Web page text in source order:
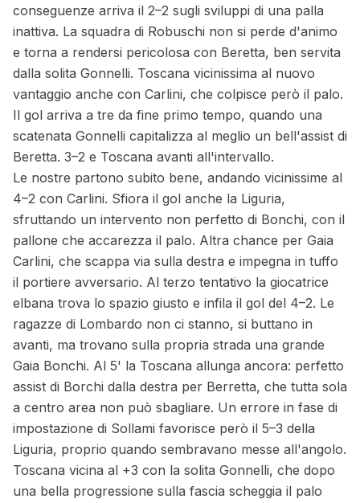
conseguenze arriva il 2–2 sugli sviluppi di una palla
inattiva. La squadra di Robuschi non si perde d'animo
e torna a rendersi pericolosa con Beretta, ben servita
dalla solita Gonnelli. Toscana vicinissima al nuovo
vantaggio anche con Carlini, che colpisce però il palo.
Il gol arriva a tre da fine primo tempo, quando una
scatenata Gonnelli capitalizza al meglio un bell'assist di
Beretta. 3–2 e Toscana avanti all'intervallo.
Le nostre partono subito bene, andando vicinissime al
4–2 con Carlini. Sfiora il gol anche la Liguria,
sfruttando un intervento non perfetto di Bonchi, con il
pallone che accarezza il palo. Altra chance per Gaia
Carlini, che scappa via sulla destra e impegna in tuffo
il portiere avversario. Al terzo tentativo la giocatrice
elbana trova lo spazio giusto e infila il gol del 4–2. Le
ragazze di Lombardo non ci stanno, si buttano in
avanti, ma trovano sulla propria strada una grande
Gaia Bonchi. Al 5' la Toscana allunga ancora: perfetto
assist di Borchi dalla destra per Berretta, che tutta sola
a centro area non può sbagliare. Un errore in fase di
impostazione di Sollami favorisce però il 5–3 della
Liguria, proprio quando sembravano messe all'angolo.
Toscana vicina al +3 con la solita Gonnelli, che dopo
una bella progressione sulla fascia scheggia il palo